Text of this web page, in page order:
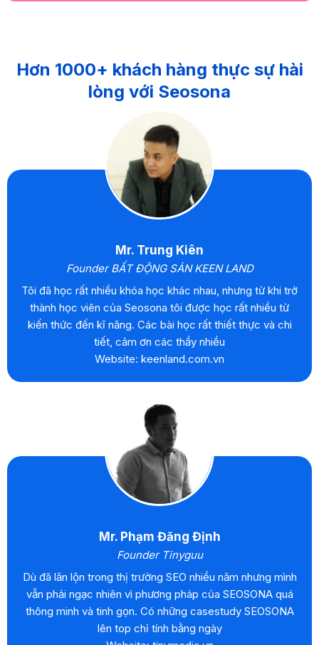
Hơn 1000+ khách hàng thực sự hài
lòng với Seosona
Mr. Trung Kiên
Founder BẤT ĐỘNG SẢN KEEN LAND
Tôi đã học rất nhiều khóa học khác nhau, nhưng từ khi trở
thành học viên của Seosona tôi được học rất nhiều từ
kiến thức đến kĩ năng. Các bài học rất thiết thực và chi
tiết, cảm ơn các thầy nhiều
Website: keenland.com.vn
Mr. Phạm Đăng Định
Founder Tinyguu
Dù đã lăn lộn trong thị trường SEO nhiều năm nhưng mình
vẫn phải ngạc nhiên vì phương pháp của SEOSONA quá
thông minh và tinh gọn. Có những casestudy SEOSONA
lên top chỉ tính bằng ngày